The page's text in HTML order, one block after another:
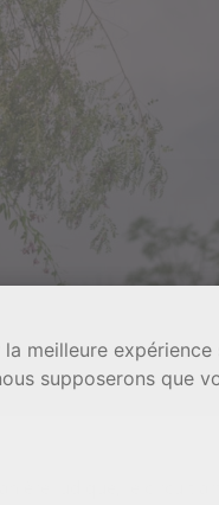
ludique, le circuit
meilleure expérience
supposerons que